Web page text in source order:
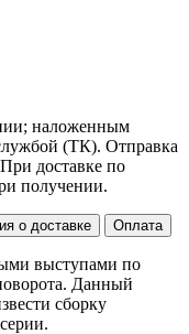
наложенным
(ТК). Отправка
доставке по
получении.
о доставке Оплата
выступами по
Данный
сборку